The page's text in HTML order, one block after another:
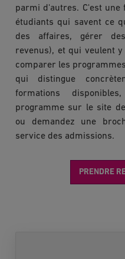
parmi d'autres. C'est
étudiants qui savent ce
des affaires, gérer
revenus), et qui veulent
comparer les
qui distingue
formations
programme sur le site
ou demandez une
service des admissions.
PRENDRE